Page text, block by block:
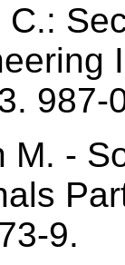
987-
M. -
9.